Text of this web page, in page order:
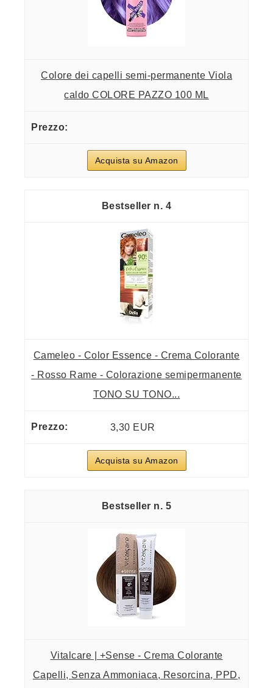
Colore dei capelli semi-permanente Viola
caldo COLORE PAZZO 100 ML
Acquista su Amazon
4
Cameleo - Color Essence - Crema Colorante
- Rosso Rame - Colorazione semipermanente
TONO SU TONO...
3,30 EUR
Acquista su Amazon
5
Vitalcare | +Sense - Crema Colorante
Capelli, Senza Ammoniaca, Resorcina, PPD,